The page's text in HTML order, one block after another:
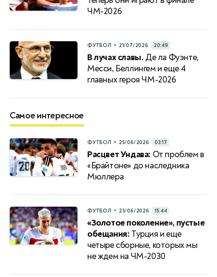
ЧМ-2026
ФУТБОЛ • 21/07/2026 20:49
В лучах славы. Де ла Фуэнте,
Месси, Беллингем и еще 4
главных героя ЧМ-2026
Самое интересное
ФУТБОЛ • 25/06/2026 03:17
Расцвет Ундава: От проблем в
«Брайтоне» до наследника
Мюллера
ФУТБОЛ • 23/06/2026 15:44
«Золотое поколение», пустые
обещания: Турция и еще
четыре сборные, которых мы
не ждем на ЧМ-2030